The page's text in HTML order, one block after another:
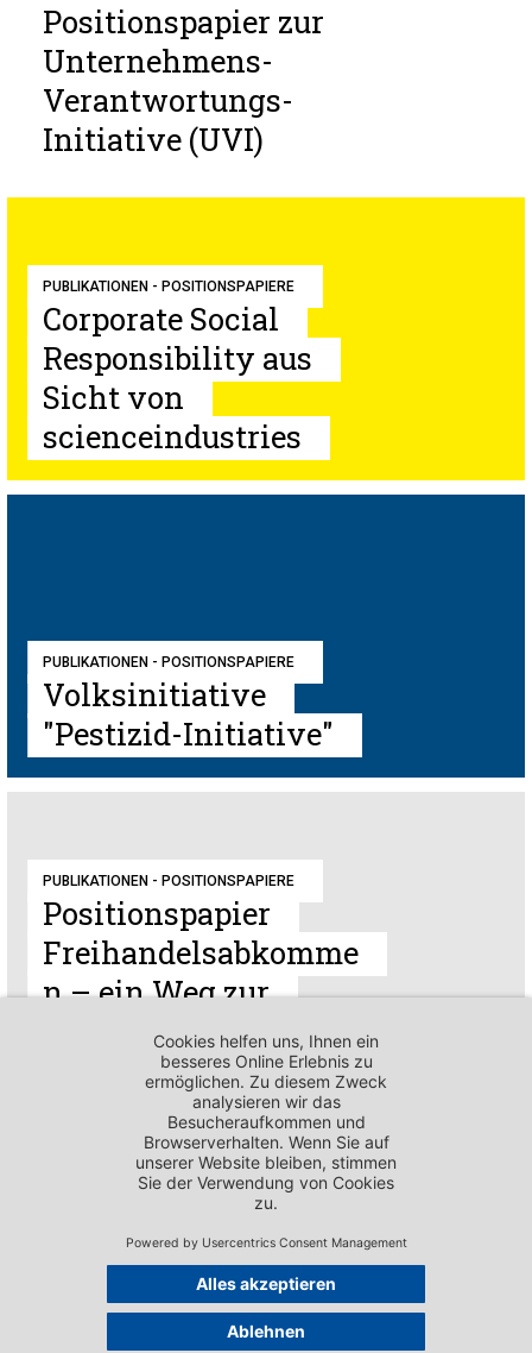
Positionspapier zur
Unternehmens-
Verantwortungs-
Initiative (UVI)
PUBLIKATIONEN - POSITIONSPAPIERE
Corporate Social
Responsibility aus
Sicht von
scienceindustries
PUBLIKATIONEN - POSITIONSPAPIERE
Volksinitiative
"Pestizid-Initiative"
PUBLIKATIONEN - POSITIONSPAPIERE
Positionspapier
Freihandelsabkomme
n – ein Weg zur
Nachhaltigkeit
Position zum
Kostendämpfungs-
Massnahmenpaket 1